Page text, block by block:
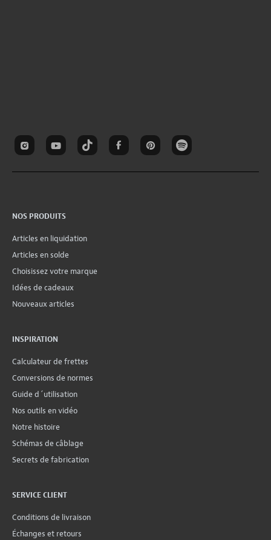
NOS PRODUITS
Articles en liquidation
Articles en solde
Choisissez votre marque
Idées de cadeaux
Nouveaux articles
INSPIRATION
Calculateur de frettes
Conversions de normes
Guide d´utilisation
Nos outils en vidéo
Notre histoire
Schémas de câblage
Secrets de fabrication
SERVICE CLIENT
Conditions de livraison
Échanges et retours